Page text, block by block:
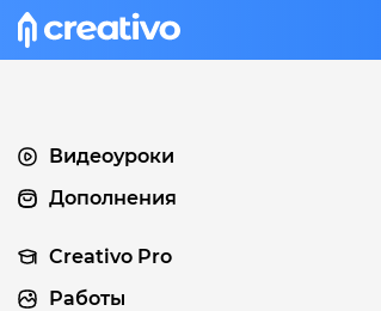
Видеоуроки
Дополнения
Creativo Pro
Работы